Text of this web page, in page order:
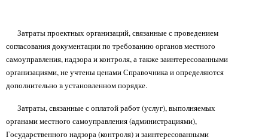
Затраты проектных организаций, связанные с проведением
согласования документации по требованию органов местного
самоуправления, надзора и контроля, а также заинтересованными
организациями, не учтены ценами Справочника и определяются
дополнительно в установленном порядке.
Затраты, связанные с оплатой работ (услуг), выполняемых
органами местного самоуправления (администрациями),
Государственного надзора (контроля) и заинтересованными